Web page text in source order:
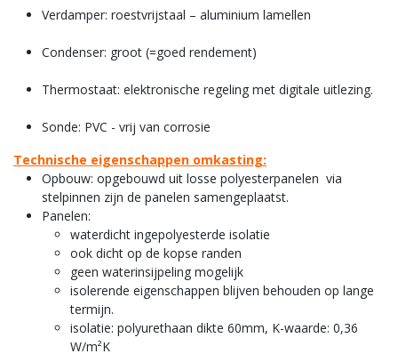
Verdamper: roestvrijstaal – aluminium lamellen
Condenser: groot (=goed rendement)
Thermostaat: elektronische regeling met digitale uitlezing.
Sonde: PVC - vrij van corrosie
Technische eigenschappen omkasting:
Opbouw: opgebouwd uit losse polyesterpanelen via
stelpinnen zijn de panelen samengeplaatst.
Panelen:
waterdicht ingepolyesterde isolatie
ook dicht op de kopse randen
geen waterinsijpeling mogelijk
isolerende eigenschappen blijven behouden op lange
termijn.
isolatie: polyurethaan dikte 60mm, K-waarde: 0,36
W/m²K